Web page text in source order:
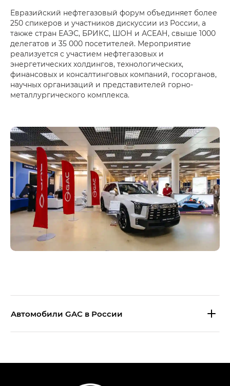
Евразийский нефтегазовый форум объединяет более
250 спикеров и участников дискуссии из России, а
также стран ЕАЭС, БРИКС, ШОН и АСЕАН, свыше 1000
делегатов и 35 000 посетителей. Мероприятие
реализуется с участием нефтегазовых и
энергетических холдингов, технологических,
финансовых и консалтинговых компаний, госорганов,
научных организаций и представителей горно-
металлургического комплекса.
Aвтомобили GAC в России
Эс Икс ПРЕМИУМ — SX PREMIUM
S7 — Эс 7 (S7) в комплектациях